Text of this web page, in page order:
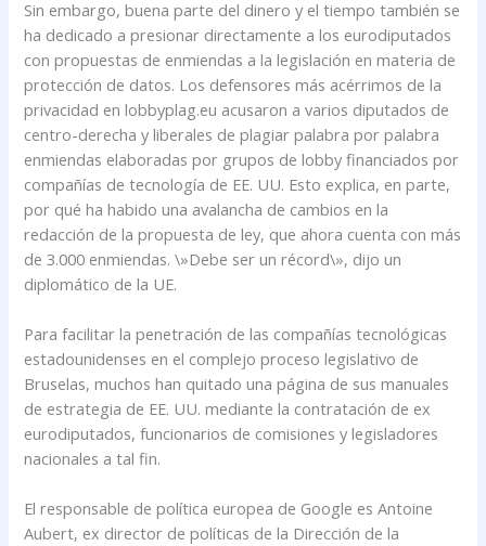
Sin embargo, buena parte del dinero y el tiempo también se
ha dedicado a presionar directamente a los eurodiputados
con propuestas de enmiendas a la legislación en materia de
protección de datos. Los defensores más acérrimos de la
privacidad en lobbyplag.eu acusaron a varios diputados de
centro-derecha y liberales de plagiar palabra por palabra
enmiendas elaboradas por grupos de lobby financiados por
compañías de tecnología de EE. UU. Esto explica, en parte,
por qué ha habido una avalancha de cambios en la
redacción de la propuesta de ley, que ahora cuenta con más
de 3.000 enmiendas. \»Debe ser un récord\», dijo un
diplomático de la UE.
Para facilitar la penetración de las compañías tecnológicas
estadounidenses en el complejo proceso legislativo de
Bruselas, muchos han quitado una página de sus manuales
de estrategia de EE. UU. mediante la contratación de ex
eurodiputados, funcionarios de comisiones y legisladores
nacionales a tal fin.
El responsable de política europea de Google es Antoine
Aubert, ex director de políticas de la Dirección de la